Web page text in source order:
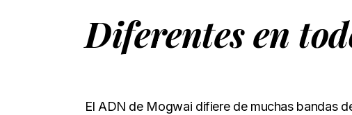
Diferentes en
El ADN de Mogwai difiere de muchas bandas